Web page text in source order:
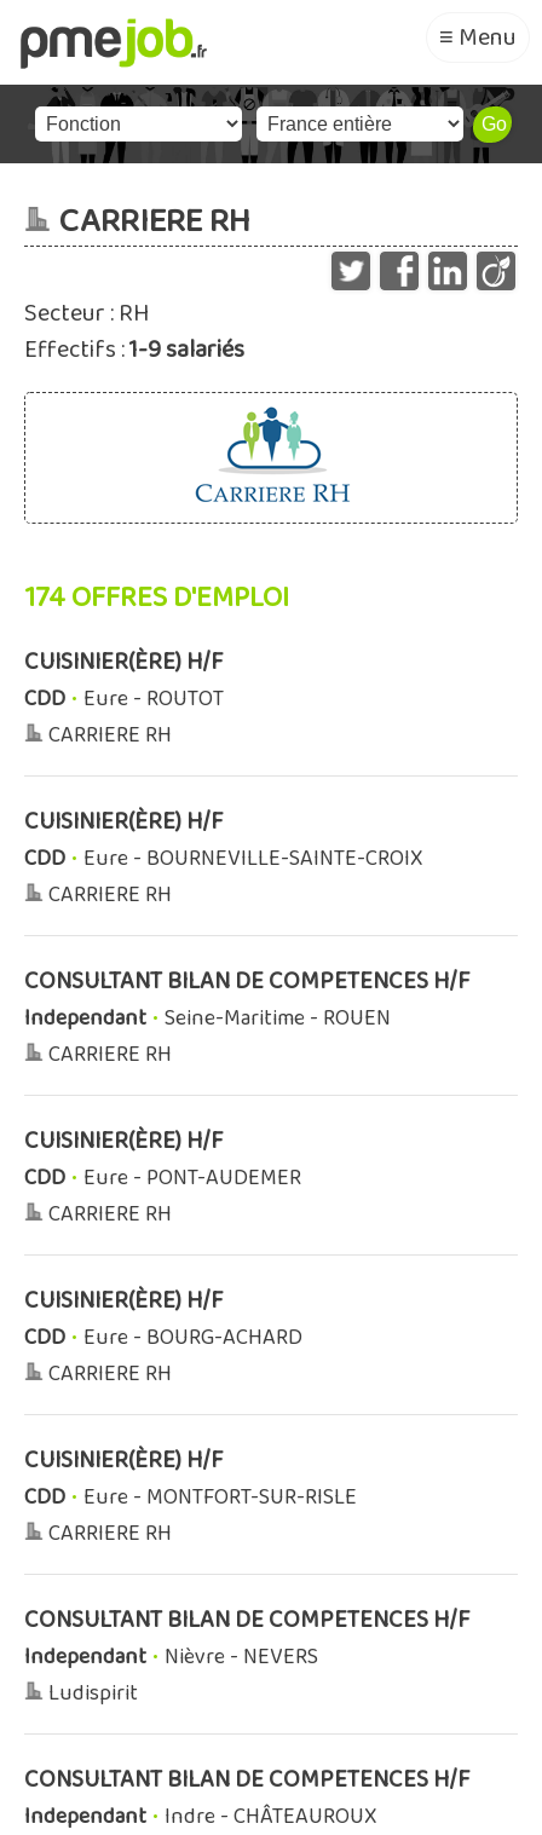
≡ Menu
CARRIERE RH
Secteur : RH
Effectifs :1-9 salariés
174 OFFRES D'EMPLOI
CUISINIER(ÈRE) H/F
CDD • Eure - ROUTOT
CARRIERE RH
CUISINIER(ÈRE) H/F
CDD • Eure - BOURNEVILLE-SAINTE-CROIX
CARRIERE RH
CONSULTANT BILAN DE COMPETENCES H/F
Independant • Seine-Maritime - ROUEN
CARRIERE RH
CUISINIER(ÈRE) H/F
CDD • Eure - PONT-AUDEMER
CARRIERE RH
CUISINIER(ÈRE) H/F
CDD • Eure - BOURG-ACHARD
CARRIERE RH
CUISINIER(ÈRE) H/F
CDD • Eure - MONTFORT-SUR-RISLE
CARRIERE RH
CONSULTANT BILAN DE COMPETENCES H/F
Independant • Nièvre - NEVERS
Ludispirit
CONSULTANT BILAN DE COMPETENCES H/F
Independant • Indre - CHÂTEAUROUX